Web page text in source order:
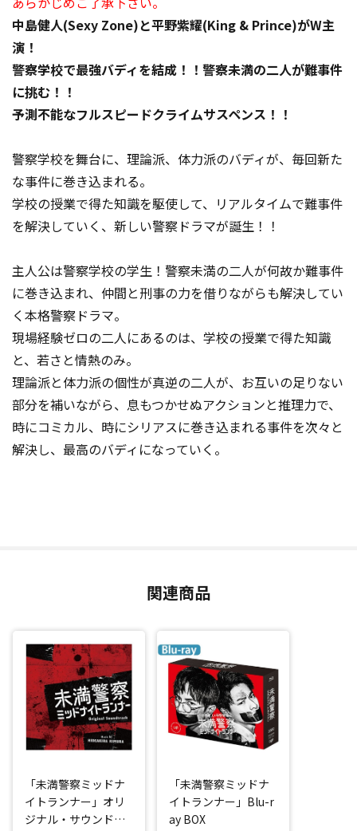
中島健人(Sexy Zone)と平野紫耀(King & Prince)がW主
演！
警察学校で最強バディを結成！！警察未満の二人が難事件
に挑む！！
予測不能なフルスピードクライムサスペンス！！
警察学校を舞台に、理論派、体力派のバディが、毎回新た
な事件に巻き込まれる。
学校の授業で得た知識を駆使して、リアルタイムで難事件
を解決していく、新しい警察ドラマが誕生！！
主人公は警察学校の学生！警察未満の二人が何故か難事件
に巻き込まれ、仲間と刑事の力を借りながらも解決してい
く本格警察ドラマ。
現場経験ゼロの二人にあるのは、学校の授業で得た知識
と、若さと情熱のみ。
理論派と体力派の個性が真逆の二人が、お互いの足りない
部分を補いながら、息もつかせぬアクションと推理力で、
時にコミカル、時にシリアスに巻き込まれる事件を次々と
解決し、最高のバディになっていく。
関連商品
「未満警察ミッドナ
イトランナー」オリ
ジナル・サウンドト
「未満警察ミッドナ
イトランナー」Blu-r
ay BOX